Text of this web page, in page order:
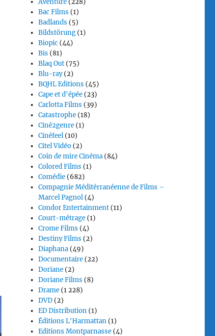
Aventure (228)
Bac Films (1)
Badlands (5)
Bildstörung (1)
Biopic (44)
Bis (81)
Blaq Out (75)
Blu-ray(2)
BQHL Editions (45)
Cape et d'épée (23)
Carlotta Films (39)
Catastrophe (18)
Ciné2genre (1)
Cinéfeel (10)
Citel Vidéo (2)
Coin de mire Cinéma (84)
Colored Films (1)
Comédie (682)
Compagnie Méditérranéenne de Films –
Marcel Pagnol (4)
Condor Entertainment (11)
Court-métrage (1)
Crome Films (4)
Destiny Films (2)
Diaphana (49)
Documentaire (22)
Doriane (2)
Doriane Films (8)
Drame (1 228)
DVD (2)
ED Distribution (1)
Éditions L'Harmattan (1)
Editions Montparnasse (4)